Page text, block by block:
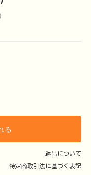
る
返品について
特定商取引法に基づく表記